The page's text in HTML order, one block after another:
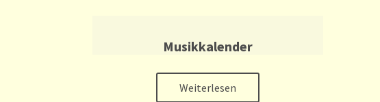
Musikkalender
Weiterlesen